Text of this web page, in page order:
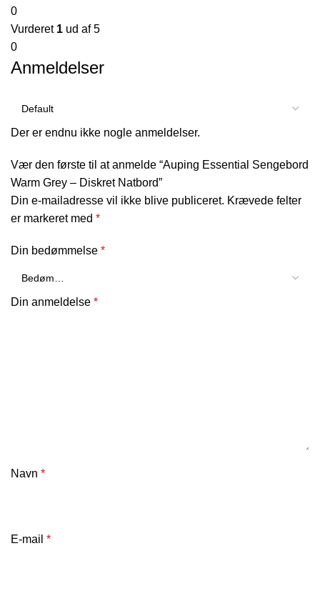
0
Vurderet 1 ud af 5
0
Anmeldelser
Der er endnu ikke nogle anmeldelser.
Vær den første til at anmelde “Auping Essential Sengebord
Warm Grey – Diskret Natbord”
Din e-mailadresse vil ikke blive publiceret. Krævede felter
er markeret med *
Din bedømmelse *
Din anmeldelse *
Navn *
E-mail *